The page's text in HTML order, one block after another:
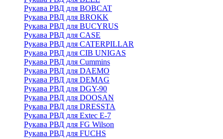
Рукава РВД для BOBCAT
Рукава РВД для BROKK
Рукава РВД для BUCYRUS
Рукава РВД для CASE
Рукава РВД для CATERPILLAR
Рукава РВД для CIB UNIGAS
Рукава РВД для Cummins
Рукава РВД для DAEMO
Рукава РВД для DEMAG
Рукава РВД для DGY-90
Рукава РВД для DOOSAN
Рукава РВД для DRESSTA
Рукава РВД для Extec E-7
Рукава РВД для FG Wilson
Рукава РВД для FUCHS